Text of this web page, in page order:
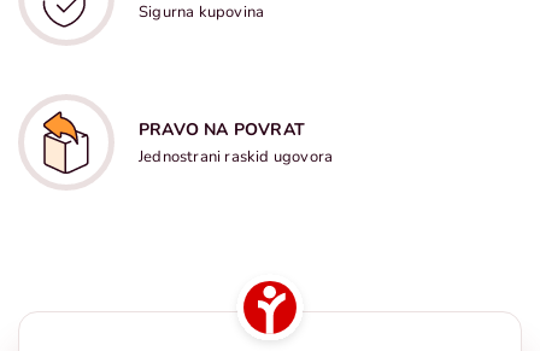
Sigurna kupovina
PRAVO NA POVRAT
Jednostrani raskid ugovora